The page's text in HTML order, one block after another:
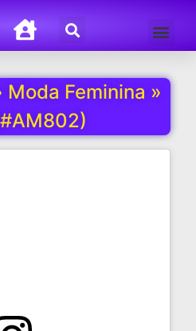
Moda Feminina »